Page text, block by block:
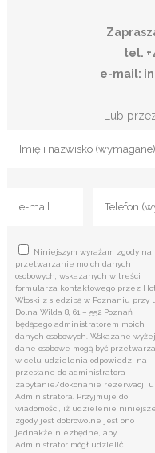
tel.
e-mail:
Lub
Niniejszym wyrażam zgody na
przetwarzanie moich danych
osobowych, wskazanych w treści
formularza kontaktowego przez
Włoski z siedzibą w Poznaniu przy
Dolna Wilda 8, 61 – 552 Poznań,
będącego administratorem moich
danych osobowych. Wskazane wyżej
dane osobowe mogą być
w celu udzielenia odpowiedzi na
przesłane do administratora
zapytanie/dokonanie rezerwacji u
Administratora. Przyjmuje do
wiadomości, iż udzielenie
zgody jest dobrowolne jest ono
jednakże niezbędne, aby
Administrator mógł udzielić